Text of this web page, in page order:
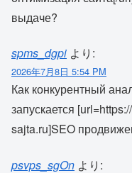
выдаче?
spms_dgpi より:
2026年7月8日 5:54 PM
Как конкурентный
запускается
sajta.ru]SEO
psvps_sgOn より: